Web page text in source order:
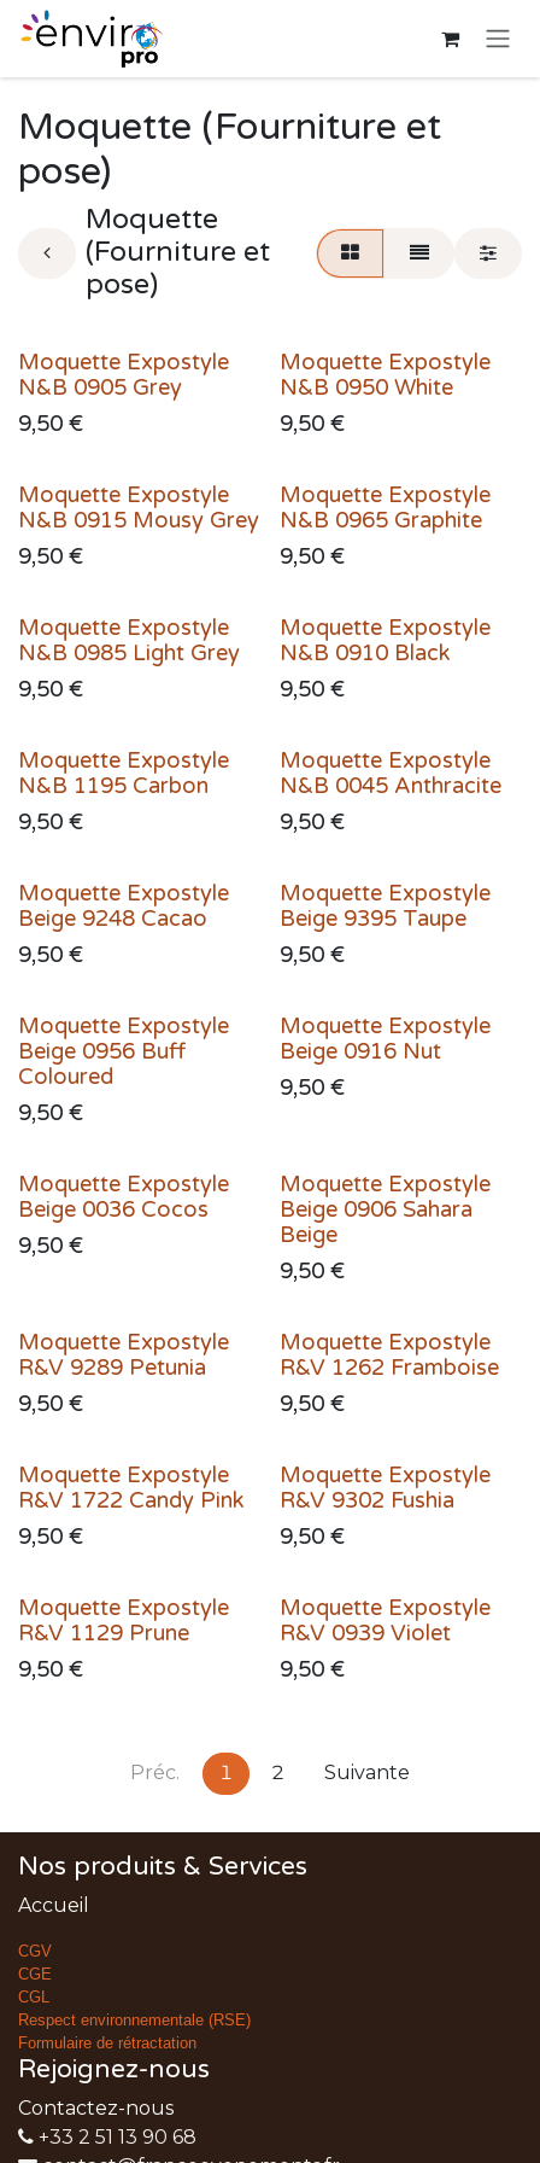
Se rendre au contenu
Moquette (Fourniture et
pose)
Moquette
(Fourniture et
pose)
Moquette Expostyle
N&B 0905 Grey
9,50 €
Moquette Expostyle
N&B 0950 White
9,50€
Moquette Expostyle
N&B 0915 Mousy Grey
9,50 €
Moquette Expostyle
N&B 0965 Graphite
9,50€
Moquette Expostyle
N&B 0985 Light Grey
9,50 €
Moquette Expostyle
N&B 0910 Black
9,50€
Moquette Expostyle
N&B 1195 Carbon
9,50 €
Moquette Expostyle
N&B 0045 Anthracite
9,50€
Moquette Expostyle
Beige 9248 Cacao
9,50 €
Moquette Expostyle
Beige 9395 Taupe
9,50€
Moquette Expostyle
Beige 0956 Buff
Coloured
9,50 €
Moquette Expostyle
Beige 0916 Nut
9,50€
Moquette Expostyle
Beige 0036 Cocos
9,50 €
Moquette Expostyle
Beige 0906 Sahara
Beige
9,50€
Moquette Expostyle
R&V 9289 Petunia
9,50 €
Moquette Expostyle
R&V 1262 Framboise
9,50€
Moquette Expostyle
R&V 1722 Candy Pink
9,50 €
Moquette Expostyle
R&V 9302 Fushia
9,50€
Moquette Expostyle
R&V 1129 Prune
9,50 €
Moquette Expostyle
R&V 0939 Violet
9,50€
Préc. 1 2 Suivante
Nos produits & Services
Accueil
CGV
CGE
CGL
Respect environnementale (RSE)
Formulaire de rétractation
Rejoignez-nous
Contactez-nous
+33 2 51 13 90 68